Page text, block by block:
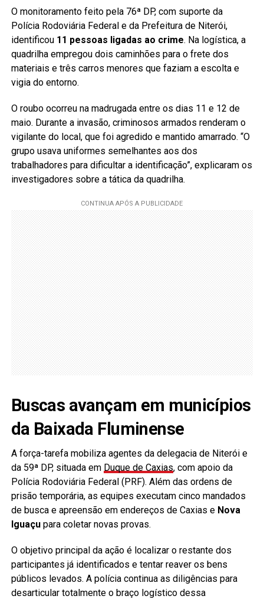
O monitoramento feito pela 76ª DP, com suporte da
Polícia Rodoviária Federal e da Prefeitura de Niterói,
identificou 11 pessoas ligadas ao crime. Na logística, a
quadrilha empregou dois caminhões para o frete dos
materiais e três carros menores que faziam a escolta e
vigia do entorno.
O roubo ocorreu na madrugada entre os dias 11 e 12 de
maio. Durante a invasão, criminosos armados renderam o
vigilante do local, que foi agredido e mantido amarrado. “O
grupo usava uniformes semelhantes aos dos
trabalhadores para dificultar a identificação”, explicaram os
investigadores sobre a tática da quadrilha.
Buscas avançam em municípios
da Baixada Fluminense
A força-tarefa mobiliza agentes da delegacia de Niterói e
da 59ª DP, situada em Duque de Caxias, com apoio da
Polícia Rodoviária Federal (PRF). Além das ordens de
prisão temporária, as equipes executam cinco mandados
de busca e apreensão em endereços de Caxias e Nova
Iguaçupara coletar novas provas.
O objetivo principal da ação é localizar o restante dos
participantes já identificados e tentar reaver os bens
públicos levados. A polícia continua as diligências para
desarticular totalmente o braço logístico dessa